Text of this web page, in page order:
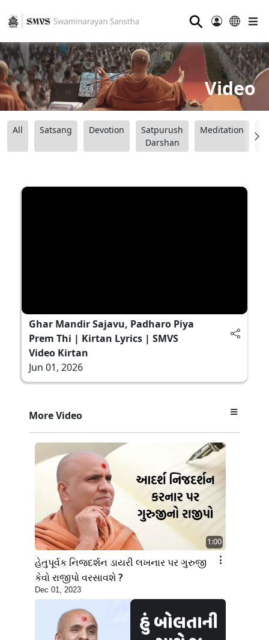
⚲
Video
All Satsang Devotion
Satpurush
Darshan
Meditation
Ghar Mandir Sajavu, Padharo Piya
Prem Thi | Kirtan Lyrics | SMVS
Video Kirtan
Jun 01, 2026
More Video
1:00
હેતુપૂર્વક નિજદર્શન ડાયરી લખનાર પર ગુરુજી
કેવો રાજીપો વરસાવશે ?
Dec 01, 2023